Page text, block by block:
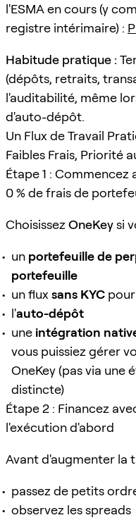
l'ESMA en cours (y
registre intérimaire) :
Habitude pratique :
(dépôts, retraits,
l'auditabilité, même
d'auto-dépôt.
Un Flux de Travail
Faibles Frais, Priorité
Étape 1 :
0 % de frais de
Choisissez OneKeysi
un portefeuille de
portefeuille
un flux sans KYC
l'auto-dépôt
une intégration
vous puissiez gérer
OneKey (pas via une
distincte)
Étape 2 : Financez
l'exécution d'abord
Avant d'augmenter la
passez de petits
observez les spreads